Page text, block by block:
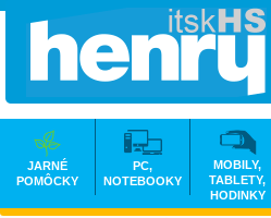
JARNÉ
POMÔCKY
PC,
NOTEBOOKY
MOBILY,
TABLETY,
HODINKY